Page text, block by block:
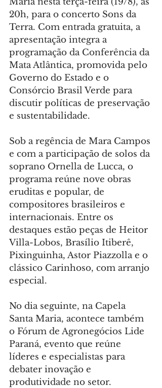
20h, para o concerto Sons da
Terra. Com entrada gratuita, a
apresentação integra a
programação da Conferência da
Mata Atlântica, promovida pelo
Governo do Estado e o
Consórcio Brasil Verde para
discutir políticas de preservação
e sustentabilidade.
Sob a regência de Mara Campos
e com a participação de solos da
soprano Ornella de Lucca, o
programa reúne nove obras
eruditas e popular, de
compositores brasileiros e
internacionais. Entre os
destaques estão peças de Heitor
Villa-Lobos, Brasílio Itiberê,
Pixinguinha, Astor Piazzolla e o
clássico Carinhoso, com arranjo
especial.
No dia seguinte, na Capela
Santa Maria, acontece também
o Fórum de Agronegócios Lide
Paraná, evento que reúne
líderes e especialistas para
debater inovação e
produtividade no setor.